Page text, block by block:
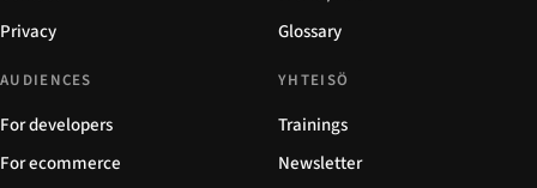
Privacy
Glossary
AUDIENCES
For developers
For ecommerce
YHTEISÖ
Trainings
Newsletter